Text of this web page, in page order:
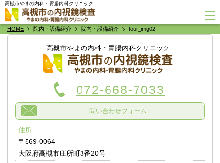
高槻市やまの内科・胃腸内科クリニック
HOME 院内・設備紹介 院内・設備紹介 tour_img02
高槻市やまの内科・胃腸内科クリニック
072-668-7033
問い合わせフォーム
住所
〒569-0064
大阪府高槻市庄所町3番20号